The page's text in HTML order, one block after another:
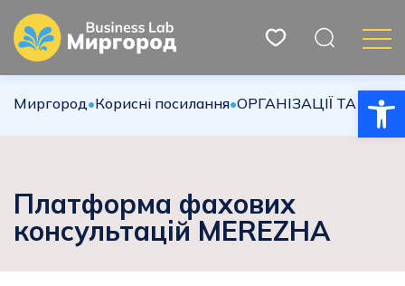
Миргород•Корисні посилання•ОРГАНІЗАЦІЇ ТА
Платформа фахових
консультацій MEREZHA